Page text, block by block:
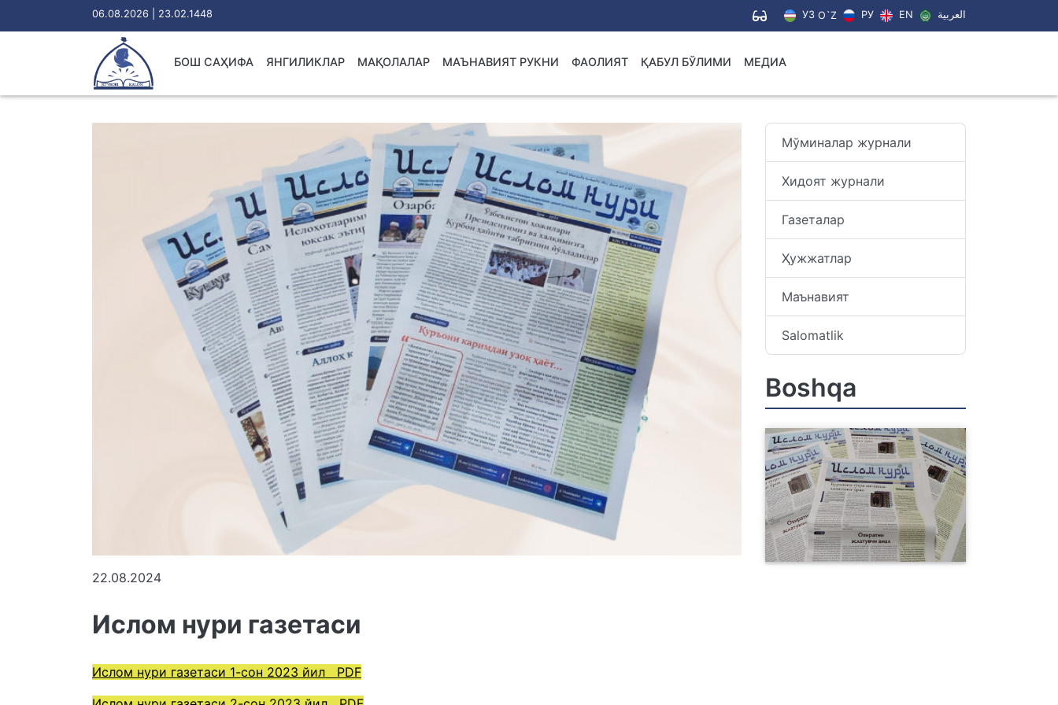
06.08.2026 | 23.02.1448 УЗ O`Z РУ EN العربية
БОШ САҲИФА ЯНГИЛИКЛАР МАҚОЛАЛАР МАЪНАВИЯТ РУКНИ ФАОЛИЯТ ҚАБУЛ БЎЛИМИ МЕДИА
22.08.2024
Ислом нури газетаси
Ислом нури газетаси 1-сон 2023 йил PDF
Мўминалар журнали
Хидоят журнали
Газеталар
Ҳужжатлар
Маънавият
Salomatlik
Boshqa